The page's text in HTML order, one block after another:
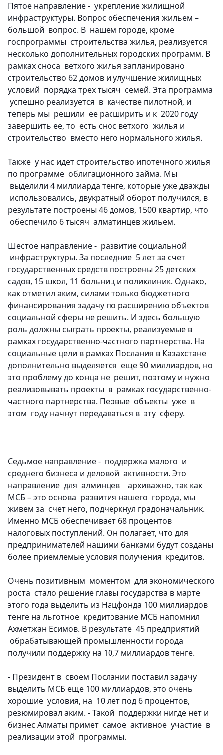
Пятое направление - укрепление жилищной
инфраструктуры. Вопрос обеспечения жильем –
большой вопрос. В нашем городе, кроме
госпрограммы строительства жилья, реализуется
несколько дополнительных городских программ. В
рамках сноса ветхого жилья запланировано
строительство 62 домов и улучшение жилищных
условий порядка трех тысяч семей. Эта программа
успешно реализуется в качестве пилотной, и
теперь мы решили ее расширить и к 2020 году
завершить ее, то есть снос ветхого жилья и
строительство вместо него нормального жилья.
Также у нас идет строительство ипотечного жилья
по программе облигационного займа. Мы
выделили 4 миллиарда тенге, которые уже дважды
использовались, двукратный оборот получился, в
результате построены 46 домов, 1500 квартир, что
обеспечило 6 тысяч алматинцев жильем.
Шестое направление - развитие социальной
инфраструктуры. За последние 5 лет за счет
государственных средств построены 25 детских
садов, 15 школ, 11 больниц и поликлиник. Однако,
как отметил аким, силами только бюджетного
финансирования задачу по расширению объектов
социальной сферы не решить. И здесь большую
роль должны сыграть проекты, реализуемые в
рамках государственно-частного партнерства. На
социальные цели в рамках Послания в Казахстане
дополнительно выделяется еще 90 миллиардов, но
это проблему до конца не решит, поэтому и нужно
реализовывать проекты в рамках государственно-
частного партнерства. Первые объекты уже в
этом году начнут передаваться в эту сферу.
Седьмое направление - поддержка малого и
среднего бизнеса и деловой активности. Это
направление для алминцев архиважно, так как
МСБ – это основа развития нашего города, мы
живем за счет него, подчеркнул градоначальник.
Именно МСБ обеспечивает 68 процентов
налоговых поступлений. Он полагает, что для
предпринимателей нашими банками будут созданы
более приемлемые условия получения кредитов.
Очень позитивным моментом для экономического
роста стало решение главы государства в марте
этого года выделить из Нацфонда 100 миллиардов
тенге на льготное кредитование МСБ напомнил
Ахметжан Есимов. В результате 45 предприятий
обрабатывающей промышленности города
получили поддержку на 10,7 миллиардов тенге.
- Президент в своем Послании поставил задачу
выделить МСБ еще 100 миллиардов, это очень
хорошие условия, на 10 лет под 6 процентов,
резюмировал аким. - Такой поддержки нигде нет и
бизнес Алматы примет самое активное участие в
реализации этой программы.